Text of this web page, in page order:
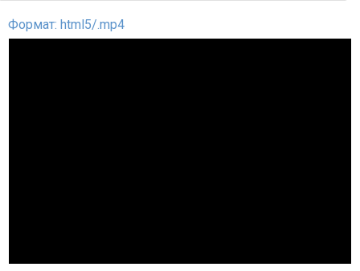
Формат: html5/.mp4